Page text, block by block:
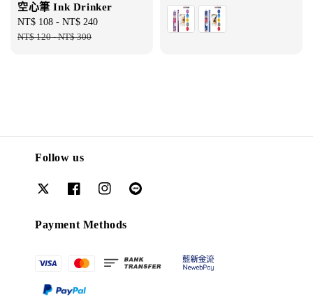
空心筆 Ink Drinker
Sale
price
NT$ 108 - NT$ 240
NT$ 120-NT$ 300
price
price
Follow us
Payment Methods